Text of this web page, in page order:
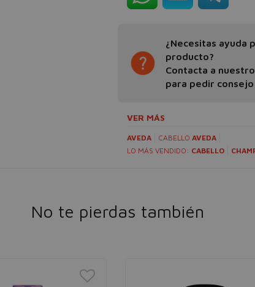
¿Necesitas ayuda
producto?
Contacta a
para pedir consejo
VER MÁS
AVEDA CABELLO AVEDA
LO MÁS VENDIDO: CABELLO
No te pierdas también